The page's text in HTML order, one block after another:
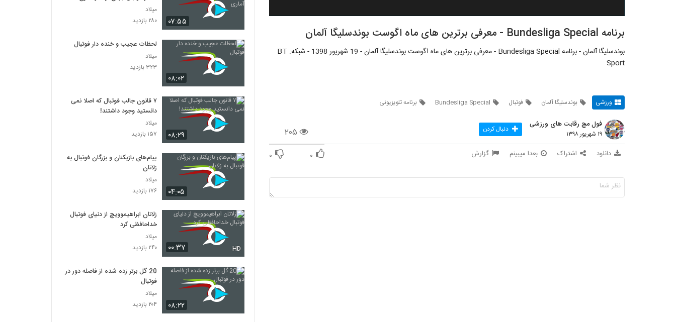
برنامه Bundesliga Special - معرفی برترین های ماه اگوست بوندسلیگا آلمان
بوندسلیگا آلمان - برنامه Bundesliga Special - معرفی برترین های ماه اگوست بوندسلیگا آلمان - 19 شهریور 1398 - شبکه: BT
Sport
ورزشی بوندسلیگا آلمان فوتبال Bundesliga Special برنامه تلویزیونی
۲۰۵
فول مچ رقابت های ورزشی
۱۹ شهریور ۱۳۹۸ دنبال کردن
دانلود اشتراک بعدا میبینم گزارش ۰ ۰
۰۷:۵۵
میلاد
۲۸۰ بازدید
۰۸:۰۲
لحظات عجیب و خنده دار فوتبال
میلاد
۳۲۳ بازدید
۰۸:۲۹
۷ قانون جالب فوتبال که اصلا نمی
دانستید وجود داشتند!
میلاد
۱۵۷ بازدید
۰۴:۰۵
پیام‌های بازیکنان و بزرگان فوتبال به
زلاتان
میلاد
۱۷۶ بازدید
۰۰:۳۷ HD
زلاتان ابراهیموویچ از دنیای فوتبال
خداحافظی کرد
میلاد
۲۴۰ بازدید
۰۸:۲۲
20 گل برتر زده شده از فاصله دور در
فوتبال
میلاد
۲۰۴ بازدید